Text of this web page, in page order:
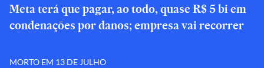
Meta terá que pagar, ao todo, quase R$ 5 bi em
condenações por danos; empresa vai recorrer
MORTO EM 13 DE JULHO